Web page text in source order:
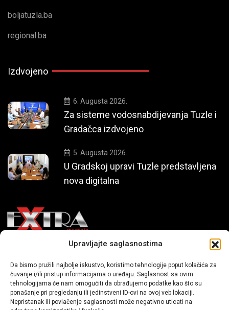
Upravljajte saglasnostima
Da bismo pružili najbolje iskustvo, koristimo tehnologije poput kolačića za
čuvanje i/ili pristup informacijama o uređaju. Saglasnost sa ovim
tehnologijama će nam omogućiti da obrađujemo podatke kao što su
ponašanje pri pregledanju ili jedinstveni ID-ovi na ovoj veb lokaciji.
Nepristanak ili povlačenje saglasnosti može negativno uticati na
boljatuzla.ba
regional.ba
Izdvojeno
6. Augusta 2026.
Za sisteme vodosnabdijevanja Tuzle i
Gradačca izdvojeno
5. Augusta 2026.
U Gradskoj upravi Tuzle predstavljena
nova digitalna
Mi smo moderni portal zabavnog karaktera koji donosi vijesti i
priče iz života, svijeta showbiza, lifestyle-a i popularne kulture.